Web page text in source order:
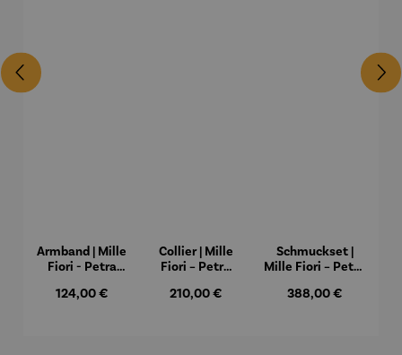
Armband | Mille
Fiori - Petra
Regulärer Preis:
124,00 €
Collier | Mille
Fiori – Petra
Regulärer Preis:
210,00 €
Schmuckset |
Mille Fiori – Petra
Regulärer Preis:
388,00 €